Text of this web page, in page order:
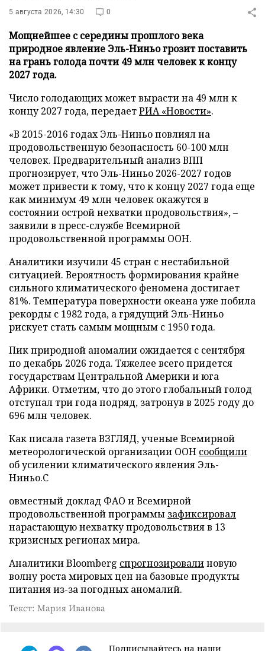
5 августа 2026, 14:30 0
Мощнейшее с середины прошлого века
природное явление Эль-Ниньо грозит поставить
на грань голода почти 49 млн человек к концу
2027 года.
Число голодающих может вырасти на 49 млн к
концу 2027 года, передаетРИА «Новости».
«В 2015-2016 годах Эль-Ниньо повлиял на
продовольственную безопасность 60-100 млн
человек. Предварительный анализ ВПП
прогнозирует, что Эль-Ниньо 2026-2027 годов
может привести к тому, что к концу 2027 года еще
как минимум 49 млн человек окажутся в
состоянии острой нехватки продовольствия», –
заявили в пресс-службе Всемирной
продовольственной программы ООН.
Аналитики изучили 45 стран с нестабильной
ситуацией. Вероятность формирования крайне
сильного климатического феномена достигает
81%. Температура поверхности океана уже побила
рекорды с 1982 года, а грядущий Эль-Ниньо
рискует стать самым мощным с 1950 года.
Пик природной аномалии ожидается с сентября
по декабрь 2026 года. Тяжелее всего придется
государствам Центральной Америки и юга
Африки. Отметим, что до этого глобальный голод
отступал три года подряд, затронув в 2025 году до
696 млн человек.
Как писала газета ВЗГЛЯД, ученые Всемирной
метеорологической организации ООН сообщили
об усилении климатического явления Эль-
Ниньо.С
овместный доклад ФАО и Всемирной
продовольственной программы зафиксировал
нарастающую нехватку продовольствия в 13
кризисных регионах мира.
Аналитики Bloomberg спрогнозировалиновую
волну роста мировых цен на базовые продукты
питания из-за погодных аномалий.
Текст: Мария Иванова
Подписывайтесь на наши